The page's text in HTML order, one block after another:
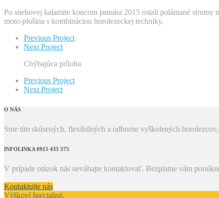
Po snehovej kalamite koncom januára 2015 ostali polámané
moto-plošina s kombináciou horolezeckej techniky.
Previous Project
Next Project
Chýbajúca príloha
Previous Project
Next Project
O NÁS
Sme tím skúsených, flexibilných a odborne vyškolených
INFOLINKA 0915 435 575
V prípade otázok nás neváhajte kontaktovať. Bezplatne vám
Kontaktujte nás
Výškoví špecialisti.